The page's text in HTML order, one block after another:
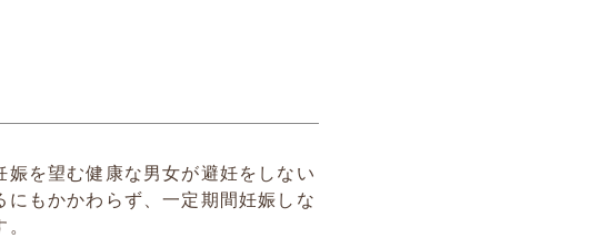
娠を望む健康な男女が避妊をしない
にもかかわらず、一定期間妊娠しな